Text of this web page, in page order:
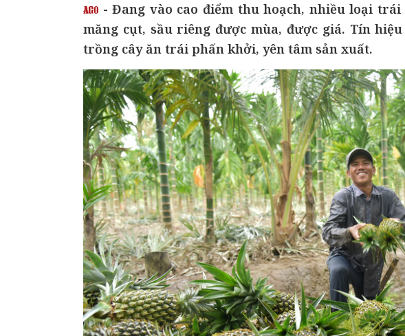
- Đang vào cao điểm thu hoạch, nhiều loại
măng cụt, sầu riêng được mùa, được giá. Tín
trồng cây ăn trái phấn khởi, yên tâm sản xuất.